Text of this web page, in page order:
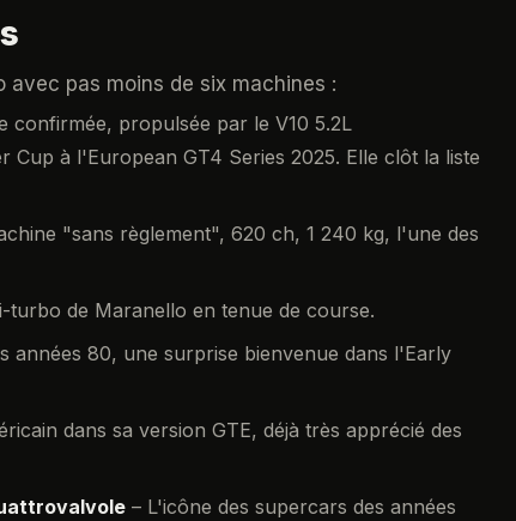
avec pas moins de six machines :
confirmée, propulsée par le V10 5.2L
Cup à l'European GT4 Series 2025. Elle clôt la liste
"sans règlement", 620 ch, 1 240 kg, l'une des
turbo de Maranello en tenue de course.
années 80, une surprise bienvenue dans l'Early
dans sa version GTE, déjà très apprécié des
– L'icône des supercars des années